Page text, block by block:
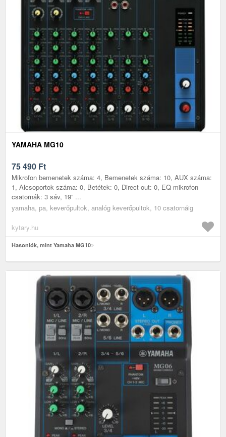
YAMAHA MG10
75 490 Ft
Mikrofon bemenetek száma: 4, Bemenetek száma: 10, AUX száma:
1, Alcsoportok száma: 0, Betétek: 0, Direct out: 0, EQ mikrofon
csatornák: 3 sáv, 19” ...
yamaha, pa, keverőpultok, analóg keverőpultok, 10 csatornáig
kytary.hu
Hasonlók, mint Yamaha MG10